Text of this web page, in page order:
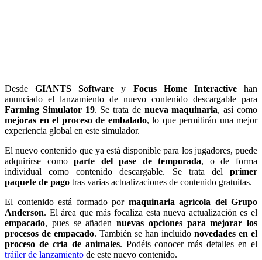
DesdeGIANTS Software y Focus Home Interactivehan
anunciado el lanzamiento de nuevo contenido descargable para
Farming Simulator 19. Se trata de nueva maquinaria, así como
mejoras en el proceso de embalado, lo que permitirán una mejor
experiencia global en este simulador.
El nuevo contenido que ya está disponible para los jugadores, puede
adquirirse comoparte del pase de temporada, o de forma
individual como contenido descargable. Se trata del primer
paquete de pago tras varias actualizaciones de contenido gratuitas.
El contenido está formado por maquinaria agrícola del Grupo
Anderson. El área que más focaliza esta nueva actualización es el
empacado, pues se añaden nuevas opciones para mejorar los
procesos de empacado. También se han incluido novedades en el
proceso de cría de animales. Podéis conocer más detalles en el
tráiler de lanzamiento de este nuevo contenido.